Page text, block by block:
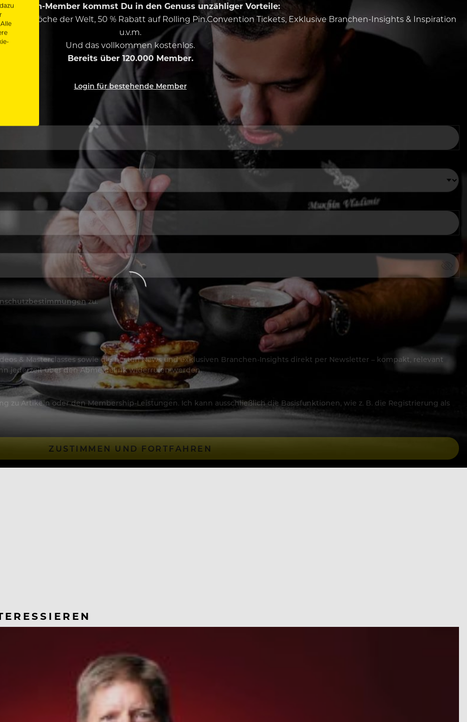
Pin-Member kommst Du in den Genuss unzähliger Vorteile:
besten Köche der Welt, 50 % Rabatt auf Rolling Pin.Convention Tickets, Exklusive Branchen-Insights & Inspiration
u.v.m.
Und das vollkommen kostenlos.
Bereits über 120.000 Member.
Login für bestehende Member
zu.
& Masterclasses sowie die besten News und exklusiven Branchen-Insights direkt per Newsletter – kompakt, relevant
jederzeit über den Abmeldelink widerrufen werden.
zu Artikeln oder den Membership-Leistungen. Ich kann ausschließlich die Basisfunktionen, wie z. B. die Registrierung als
ZUSTIMMEN UND FORTFAHREN